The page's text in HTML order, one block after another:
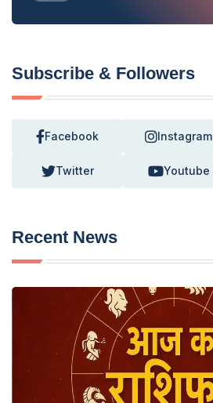
Subscribe & Followers
Facebook Instagram
Twitter Youtube
Recent News